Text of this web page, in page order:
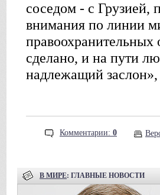
соседом - с Грузией,
внимания по линии
правоохранительных
сделано, и на пути
надлежащий
Комментарии: 0
В МИРЕ: ГЛАВНЫЕ НОВОСТИ